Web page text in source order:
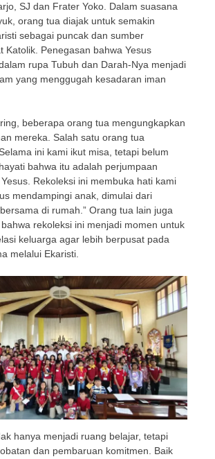
SJ dan Frater Yoko. Dalam suasana
orang tua diajak untuk semakin
sebagai puncak dan sumber
Katolik. Penegasan bahwa Yesus
rupa Tubuh dan Darah-Nya menjadi
yang menggugah kesadaran iman
beberapa orang tua mengungkapkan
mereka. Salah satu orang tua
ini kami ikut misa, tetapi belum
bahwa itu adalah perjumpaan
Rekoleksi ini membuka hati kami
mendampingi anak, dimulai dari
di rumah.” Orang tua lain juga
rekoleksi ini menjadi momen untuk
keluarga agar lebih berpusat pada
melalui Ekaristi.
hanya menjadi ruang belajar, tetapi
dan pembaruan komitmen. Baik